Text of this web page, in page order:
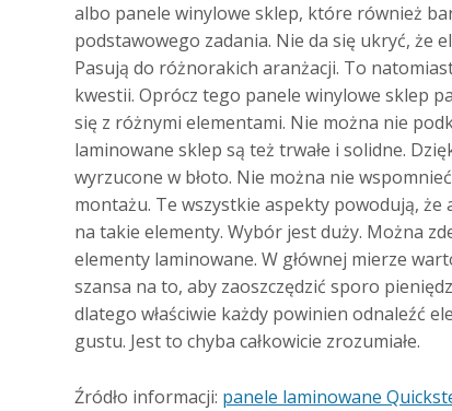
albo panele winylowe sklep, które również
podstawowego zadania. Nie da się ukryć, że
Pasują do różnorakich aranżacji. To
kwestii. Oprócz tego panele winylowe sklep
się z różnymi elementami. Nie można nie
laminowane sklep są też trwałe i solidne.
wyrzucone w błoto. Nie można nie
montażu. Te wszystkie aspekty powodują,
na takie elementy. Wybór jest duży. Można
elementy laminowane. W głównej mierze
szansa na to, aby zaoszczędzić sporo
dlatego właściwie każdy powinien odnaleźć
gustu. Jest to chyba całkowicie zrozumiałe.
Źródło informacji: panele laminowane